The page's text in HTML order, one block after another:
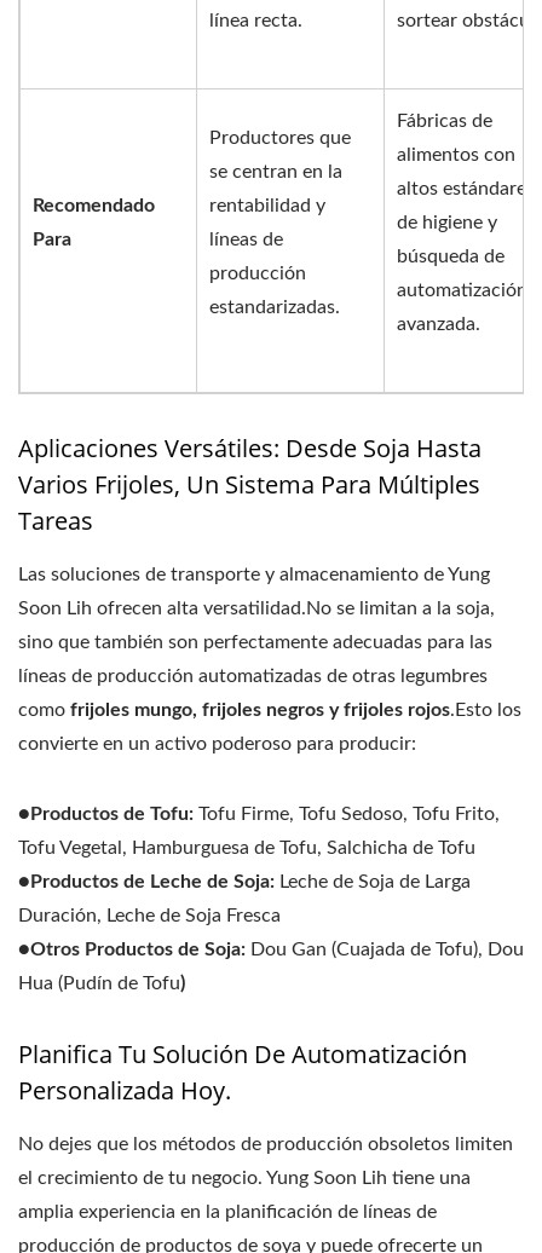
línea recta. sortear
Recomendado
Para
Productores que
se centran en la
rentabilidad y
líneas de
producción
estandarizadas.
Fábricas de
alimentos con
altos estándares
de higiene y
búsqueda de
automatización
avanzada.
Aplicaciones Versátiles: Desde Soja Hasta
Varios Frijoles, Un Sistema Para Múltiples
Tareas
Las soluciones de transporte y almacenamiento de Yung
Soon Lih ofrecen alta versatilidad.No se limitan a la soja,
sino que también son perfectamente adecuadas para las
líneas de producción automatizadas de otras legumbres
como frijoles mungo, frijoles negros y frijoles rojos.Esto los
convierte en un activo poderoso para producir:
●Productos de Tofu: Tofu Firme, Tofu Sedoso, Tofu Frito,
Tofu Vegetal, Hamburguesa de Tofu, Salchicha de Tofu
●Productos de Leche de Soja: Leche de Soja de Larga
Duración, Leche de Soja Fresca
●Otros Productos de Soja: Dou Gan (Cuajada de Tofu), Dou
Hua (Pudín de Tofu)
Planifica Tu Solución De Automatización
Personalizada Hoy.
No dejes que los métodos de producción obsoletos limiten
el crecimiento de tu negocio. Yung Soon Lih tiene una
amplia experiencia en la planificación de líneas de
producción de productos de soya y puede ofrecerte un